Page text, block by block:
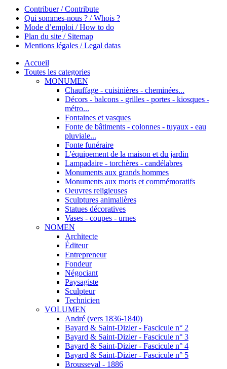
Contribuer / Contribute
Qui sommes-nous ? / Whois ?
Mode d’emploi / How to do
Plan du site / Sitemap
Mentions légales / Legal datas
Accueil
Toutes les categories
MONUMEN
Chauffage - cuisinières - cheminées...
Décors - balcons - grilles - portes - kiosques -
métro...
Fontaines et vasques
Fonte de bâtiments - colonnes - tuyaux - eau
pluviale...
Fonte funéraire
L'équipement de la maison et du jardin
Lampadaire - torchères - candélabres
Monuments aux grands hommes
Monuments aux morts et commémoratifs
Oeuvres religieuses
Sculptures animalières
Statues décoratives
Vases - coupes - urnes
NOMEN
Architecte
Éditeur
Entrepreneur
Fondeur
Négociant
Paysagiste
Sculpteur
Technicien
VOLUMEN
André (vers 1836-1840)
Bayard & Saint-Dizier - Fascicule n° 2
Bayard & Saint-Dizier - Fascicule n° 3
Bayard & Saint-Dizier - Fascicule n° 4
Bayard & Saint-Dizier - Fascicule n° 5
Brousseval - 1886